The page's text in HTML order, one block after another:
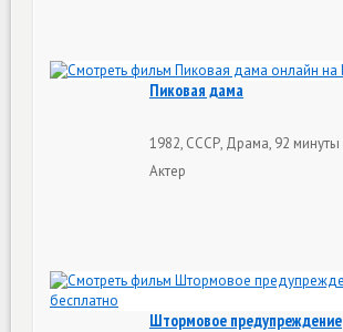
Пиковая дама
1982, СССР, Драма, 92 минуты
Актер
Штормовое предупреждение